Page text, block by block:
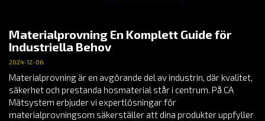
Materialprovning En Komplett Guide för
Industriella Behov
2024-12-06
Materialprovning är en avgörande del av industrin, där kvalitet,
säkerhet och prestanda hosmaterial står i centrum. På CA
Mätsystem erbjuder vi expertlösningar för
materialprovningsom säkerställer att dina produkter uppfyller